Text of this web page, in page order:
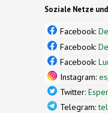
Soziale Netze
Facebook:
Facebook:
Facebook:
Instagram:
Twitter:
Telegram: